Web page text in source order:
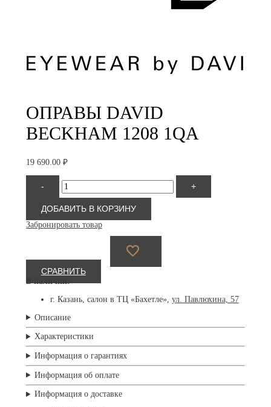
ОПРАВЫ DAVID
BECKHAM 1208 1QA
19 690.00 ₽
-
Количество
товара
David
Beckham
1208
1QA
+
ДОБАВИТЬ В КОРЗИНУ
Забронировать товар
СРАВНИТЬ
В наличии:
г. Казань, салон в ТЦ «Бахетле», ул. Павлюхина, 57
Описание
Характеристики
Информация о гарантиях
Информация об оплате
Информация о доставке